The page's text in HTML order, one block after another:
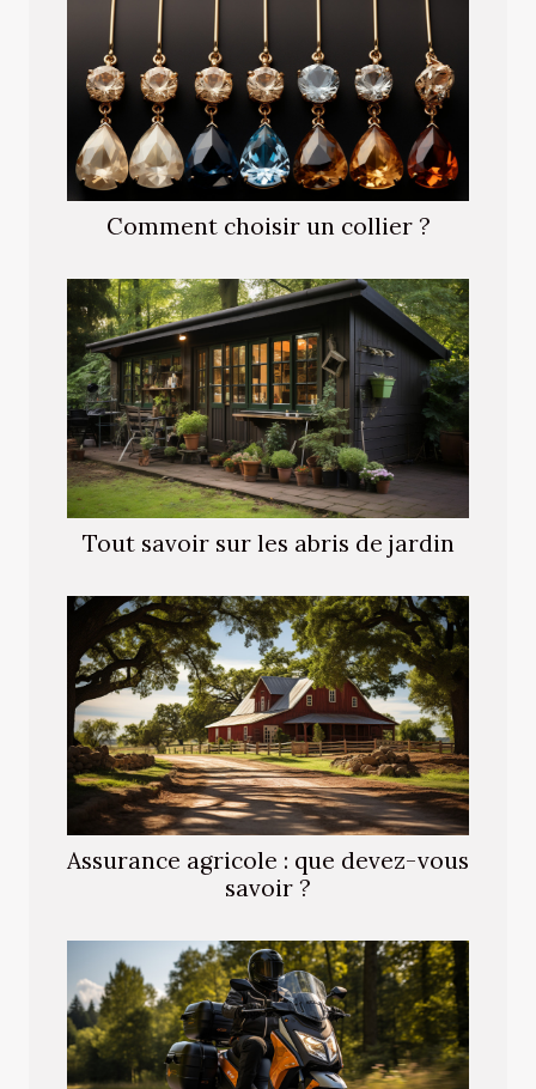
Comment choisir un collier ?
Tout savoir sur les abris de jardin
Assurance agricole : que devez-vous
savoir ?